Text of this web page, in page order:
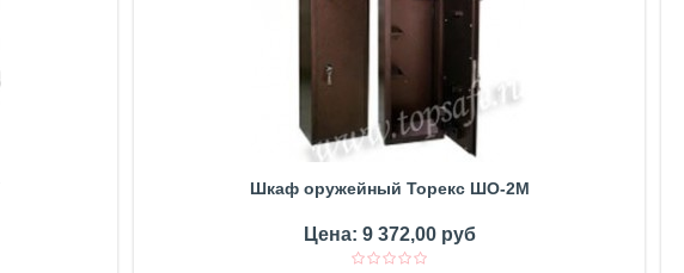
Шкаф оружейный Торекс ШО-2М
Цена: 9 372,00 руб